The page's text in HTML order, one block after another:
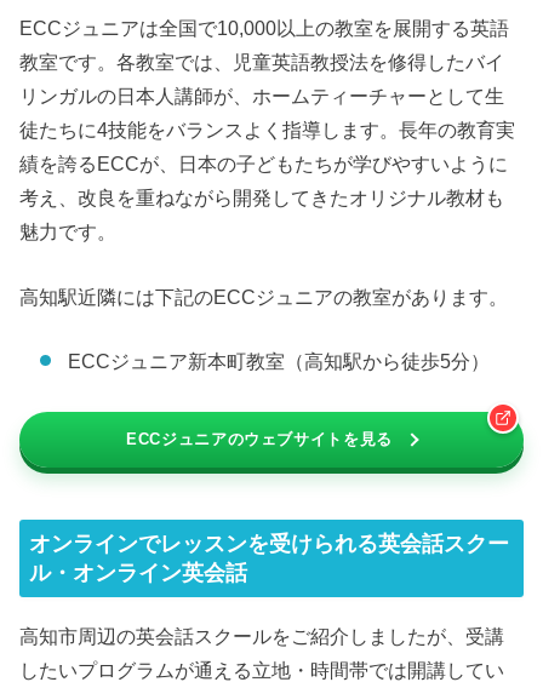
ECCジュニアは全国で10,000以上の教室を展開する英語
教室です。各教室では、児童英語教授法を修得したバイ
リンガルの日本人講師が、ホームティーチャーとして生
徒たちに4技能をバランスよく指導します。長年の教育実
績を誇るECCが、日本の子どもたちが学びやすいように
考え、改良を重ねながら開発してきたオリジナル教材も
魅力です。
高知駅近隣には下記のECCジュニアの教室があります。
ECCジュニア新本町教室（高知駅から徒歩5分）
ECCジュニアのウェブサイトを見る
オンラインでレッスンを受けられる英会話スクー
ル・オンライン英会話
高知市周辺の英会話スクールをご紹介しましたが、受講
したいプログラムが通える立地・時間帯では開講してい